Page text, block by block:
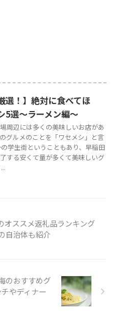
選！】絶対に食べてほ
5選〜ラーメン編〜
周辺には多くの美味しいお店があ
グルメのことを「ワセメシ」と言
学生街ということもあり、早稲田
する安くて量が多くて美味しいグ
オススメ返礼品ランキング
自治体も紹介
のおすすめグ
やディナー